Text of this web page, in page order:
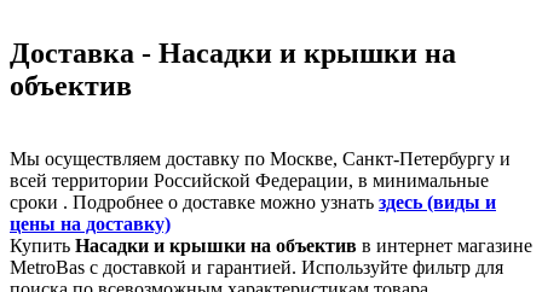
Доставка - Насадки и крышки на
объектив
Мы осуществляем доставку по Москве, Санкт-Петербургу и
всей территории Российской Федерации, в минимальные
сроки . Подробнее о доставке можно узнать здесь (виды и
цены на доставку)
Купить Насадки и крышки на объектив в интернет магазине
MetroBas с доставкой и гарантией. Используйте фильтр для